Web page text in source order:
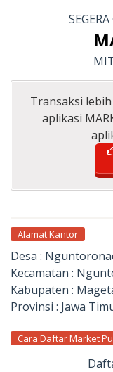
Transaksi
aplikasi
Alamat Kantor
Desa :
Kecamatan :
Kabupaten :
Provinsi : Jawa
Cara Daftar Market